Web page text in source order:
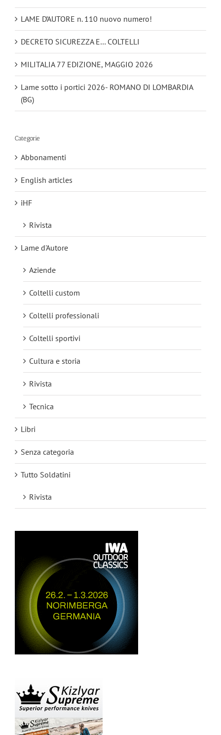
LAME D’AUTORE n. 110 nuovo numero!
DECRETO SICUREZZA E… COLTELLI
MILITALIA 77 EDIZIONE, MAGGIO 2026
Lame sotto i portici 2026- ROMANO DI LOMBARDIA
(BG)
Categorie
Abbonamenti
English articles
iHF
Rivista
Lame d'Autore
Aziende
Coltelli custom
Coltelli professionali
Coltelli sportivi
Cultura e storia
Rivista
Tecnica
Libri
Senza categoria
Tutto Soldatini
Rivista